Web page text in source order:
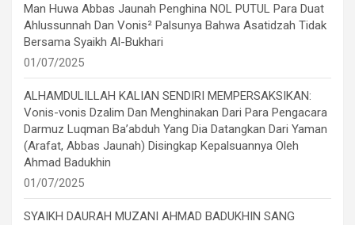
Man Huwa Abbas Jaunah Penghina NOL PUTUL Para Duat
Ahlussunnah Dan Vonis² Palsunya Bahwa Asatidzah Tidak
Bersama Syaikh Al-Bukhari
01/07/2025
ALHAMDULILLAH KALIAN SENDIRI MEMPERSAKSIKAN:
Vonis-vonis Dzalim Dan Menghinakan Dari Para Pengacara
Darmuz Luqman Ba’abduh Yang Dia Datangkan Dari Yaman
(Arafat, Abbas Jaunah) Disingkap Kepalsuannya Oleh
Ahmad Badukhin
01/07/2025
SYAIKH DAURAH MUZANI AHMAD BADUKHIN SANG